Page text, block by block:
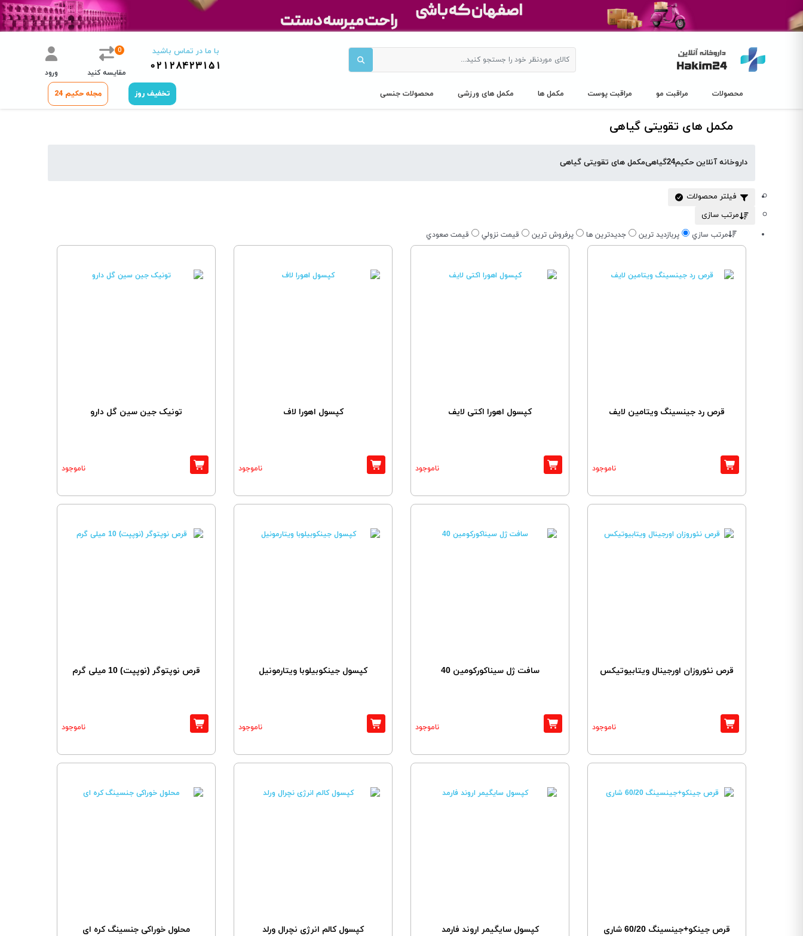
با ما در تماس باشید
02128423151
0
مقایسه کنید ورود
محصولات مراقبت مو مراقبت پوست مکمل ها مکمل های ورزشی محصولات جنسی تخفیف روز مجله حکیم 24
مکمل های تقویتی گیاهی
داروخانه آنلاین حکیم24 گیاهیمکمل های تقویتی گیاهی
فیلتر محصولات
مرتب سازی
مرتب سازي
پربازديد ترين جديدترين ها پرفروش ترين قيمت نزولي قيمت صعودي
قرص رد جینسینگ ویتامین لایف
ناموجود
کپسول اهورا اکتی لایف
ناموجود
کپسول اهورا لاف
ناموجود
تونیک جین سین گل دارو
ناموجود
قرص نئوروزان اورجینال ویتابیوتیکس
ناموجود
سافت ژل سیناکورکومین 40
ناموجود
کپسول جینکوبیلوبا ویتارمونیل
ناموجود
قرص نوپتوگر (نوپپت) 10 میلی گرم
ناموجود
قرص جینکو+جینسینگ 60/20 شاری کپسول سایگیمر اروند فارمد کپسول کالم انرژی نچرال ورلد محلول خوراکی جنسینگ کره ای